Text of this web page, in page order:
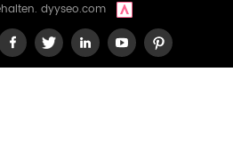
dyyseo.com